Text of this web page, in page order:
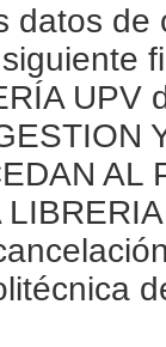
datos
AL